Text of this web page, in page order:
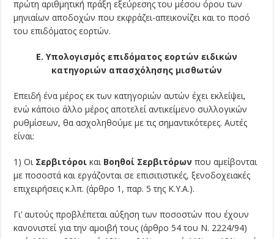
πρώτη αριθμητική πράξη εξεύρεσης του μέσου όρου των
μηνιαίων αποδοχών που εκφράζει-απεικονίζει και το ποσό
του επιδόματος εορτών.
Ε. Υπολογισμός επιδόματος εορτών ειδικών
κατηγοριών απασχόλησης μισθωτών
Επειδή ένα μέρος εκ των κατηγοριών αυτών έχει εκλείψει,
ενώ κάποιο άλλο μέρος αποτελεί αντικείμενο συλλογικών
ρυθμίσεων, θα ασχοληθούμε με τις σημαντικότερες. Αυτές
είναι:
1) Οι Σερβιτόροικαι Βοηθοί Σερβιτόρωνπου αμείβονται
με ποσοστά και εργάζονται σε επισιτιστικές, ξενοδοχειακές
επιχειρήσεις κ.λπ. (άρθρο 1, παρ. 5 της Κ.Υ.Α.).
Γι’ αυτούς προβλέπεται αύξηση των ποσοστών που έχουν
κανονιστεί για την αμοιβή τους (άρθρο 54 του Ν. 2224/94)